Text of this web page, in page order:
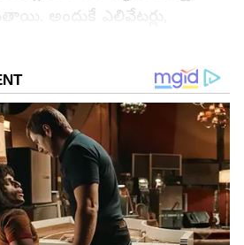
అందుకే ఎలివేటర్లు,
నిపుణులు చెప్తుంటారు. 30
శారీరక వ్యాయామం మొత్తం
ఉంటుందని ఆరోగ్య
కానీ వ్యాయామం చేసే టైం చాలా
ఇలాంటి వారు పనిలో పనిగా
అవును మెట్లను ఎక్కడం